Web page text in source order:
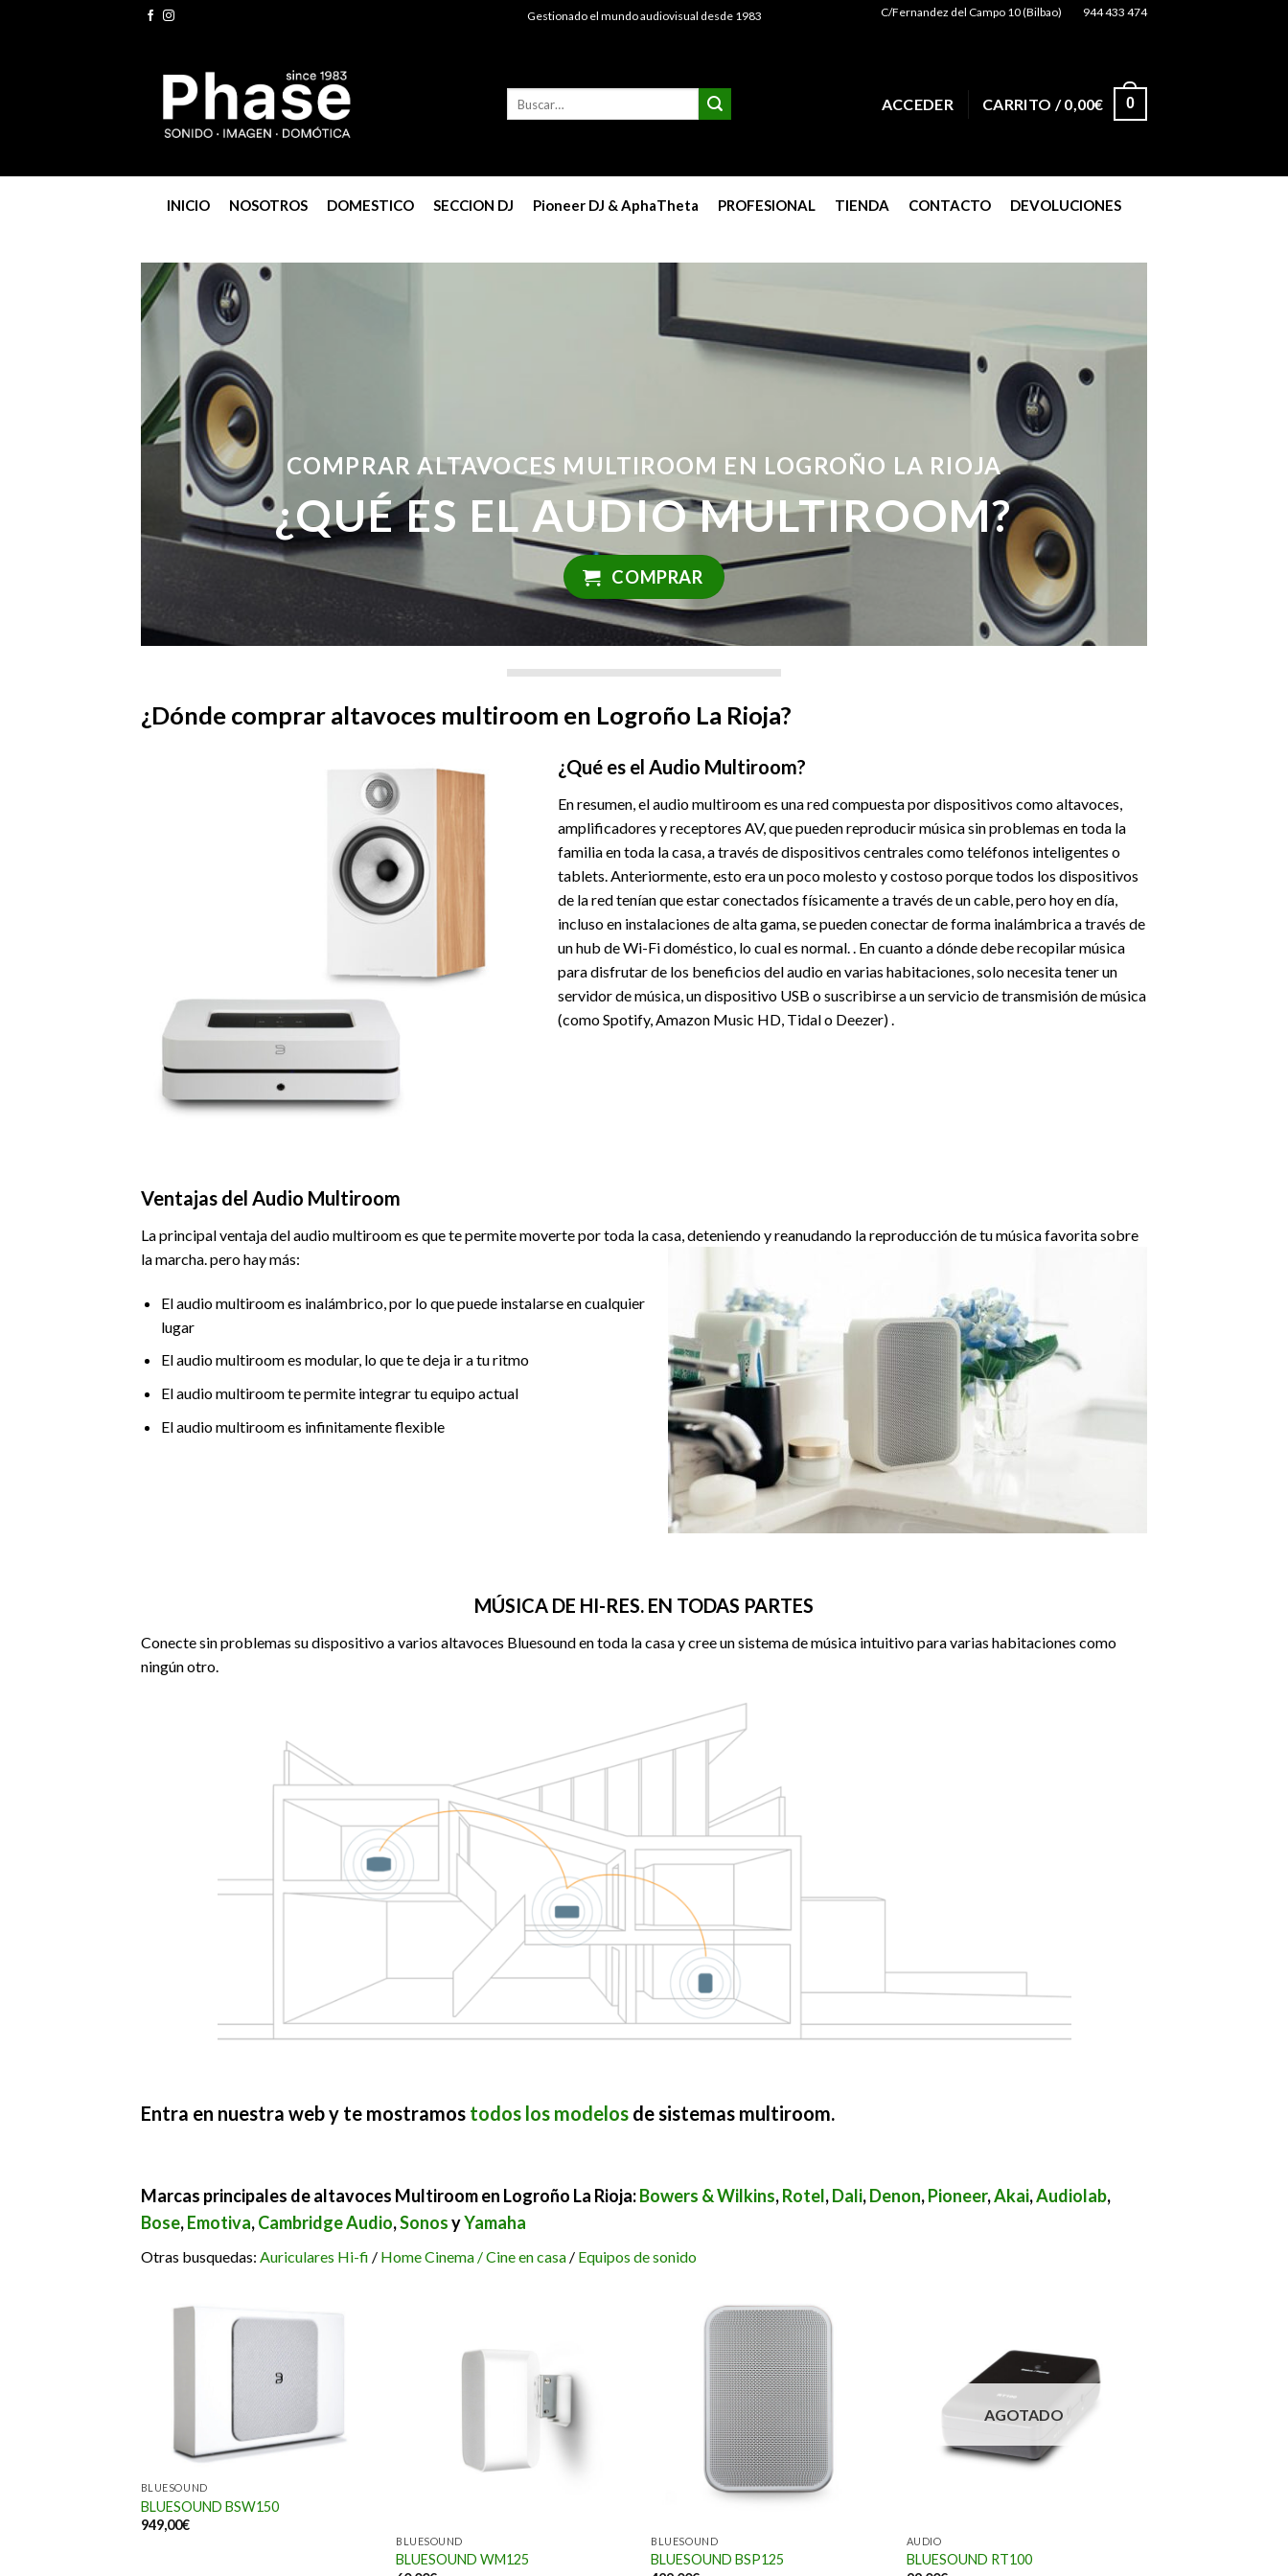
Gestionado el mundo audiovisual desde 1983 C/Fernandez del Campo 10 (Bilbao) 944 433 474
ACCEDER CARRITO /0,00€ 0
INICIO NOSOTROS DOMESTICO SECCION DJ Pioneer DJ & AphaTheta PROFESIONAL TIENDA CONTACTO DEVOLUCIONES
COMPRAR ALTAVOCES MULTIROOM EN LOGROÑO LA RIOJA
¿QUÉ ES EL AUDIO MULTIROOM?
COMPRAR
¿Dónde comprar altavoces multiroom en Logroño La Rioja?
¿Qué es el Audio Multiroom?
En resumen, el audio multiroom es una red compuesta por dispositivos como altavoces,
amplificadores y receptores AV, que pueden reproducir música sin problemas en toda la
familia en toda la casa, a través de dispositivos centrales como teléfonos inteligentes o
tablets. Anteriormente, esto era un poco molesto y costoso porque todos los dispositivos
de la red tenían que estar conectados físicamente a través de un cable, pero hoy en día,
incluso en instalaciones de alta gama, se pueden conectar de forma inalámbrica a través de
un hub de Wi-Fi doméstico, lo cual es normal. . En cuanto a dónde debe recopilar música
para disfrutar de los beneficios del audio en varias habitaciones, solo necesita tener un
servidor de música, un dispositivo USB o suscribirse a un servicio de transmisión de música
(como Spotify, Amazon Music HD, Tidal o Deezer) .
Ventajas del Audio Multiroom
La principal ventaja del audio multiroom es que te permite moverte por toda la casa, deteniendo y reanudando la reproducción de tu música favorita sobre
la marcha. pero hay más:
El audio multiroom es inalámbrico, por lo que puede instalarse en cualquier
lugar
El audio multiroom es modular, lo que te deja ir a tu ritmo
El audio multiroom te permite integrar tu equipo actual
El audio multiroom es infinitamente flexible
MÚSICA DE HI-RES. EN TODAS PARTES
Conecte sin problemas su dispositivo a varios altavoces Bluesound en toda la casa y cree un sistema de música intuitivo para varias habitaciones como
ningún otro.
Entra en nuestra web y te mostramos todos los modelos de sistemas multiroom.
Marcas principales de altavoces Multiroom en Logroño La Rioja:Bowers & Wilkins,Rotel,Dali,Denon,Pioneer,Akai,Audiolab,
Bose,Emotiva,Cambridge Audio,SonosyYamaha
Otras busquedas: Auriculares Hi-fi / Home Cinema /Cine en casa / Equipos de sonido
BLUESOUND
BLUESOUND BSW150
949,00€
BLUESOUND
BLUESOUND WM125
BLUESOUND
BLUESOUND BSP125
AGOTADO
AUDIO
BLUESOUND RT100